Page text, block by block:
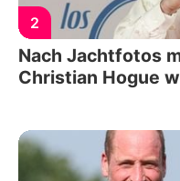
2
Nach Jachtfotos
Christian Hogue